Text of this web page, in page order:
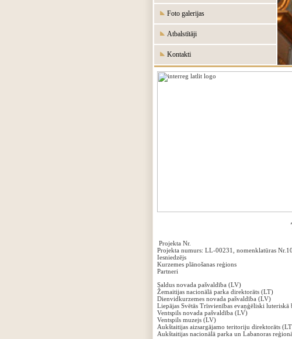
Foto galerijas
Atbalstītāji
Kontakti
Projekta Nr.
Projekta numurs: LL-00231, nomenklatūras
Iesniedzējs
Kurzemes plānošanas reģions
Partneri
Saldus novada pašvaldība (LV)
Žemaitijas nacionālā parka direktorāts (LT)
Dienvidkurzemes novada pašvaldība (LV)
Liepājas Svētās Trīsvienības evaņģēliski luteriskā
Ventspils novada pašvaldība (LV)
Ventspils muzejs (LV)
Aukštaitijas aizsargājamo teritoriju direktorāts
Aukštaitijas nacionālā parka un Labanoras